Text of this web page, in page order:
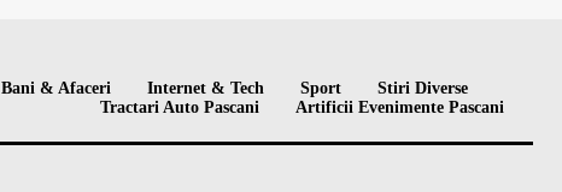
Bani & Afaceri Internet & Tech Sport
Stiri Diverse
Tractari Auto Pascani
Artificii Evenimente Pascani